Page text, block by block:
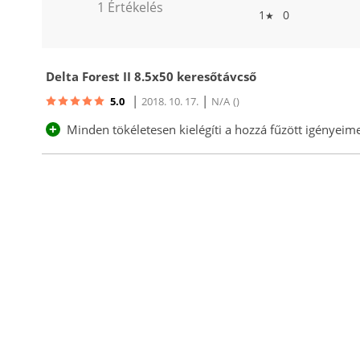
1 Értékelés 1 ★ 0
Delta Forest II 8.5x50 keresőtávcső
5.0 | 2018. 10. 17. | N/A ()
+ Minden tökéletesen kielégíti a hozzá fűzött